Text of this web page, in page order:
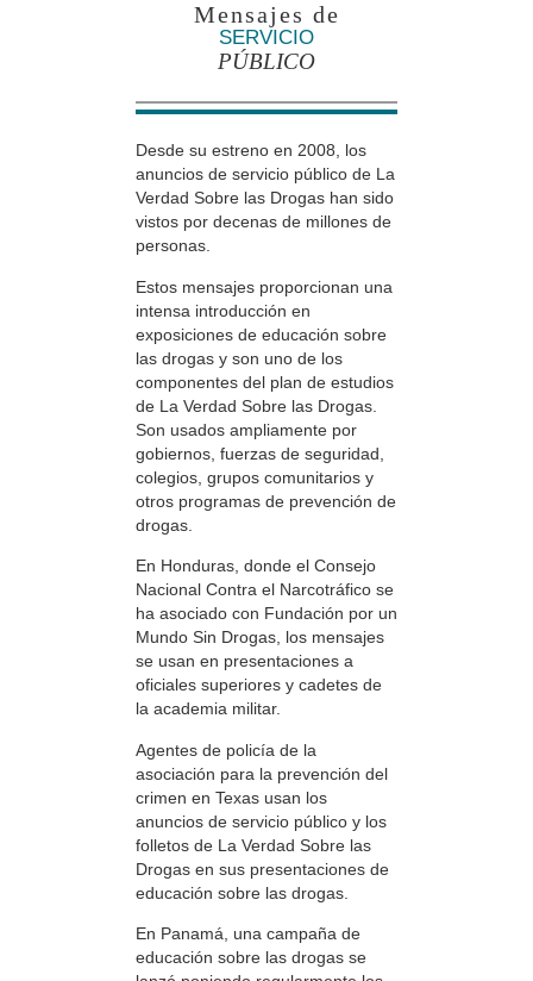
Mensajes de
SERVICIO
PÚBLICO
Desde su estreno en 2008, los
anuncios de servicio público de La
Verdad Sobre las Drogas han sido
vistos por decenas de millones de
personas.
Estos mensajes proporcionan una
intensa introducción en
exposiciones de educación sobre
las drogas y son uno de los
componentes del plan de estudios
de La Verdad Sobre las Drogas.
Son usados ampliamente por
gobiernos, fuerzas de seguridad,
colegios, grupos comunitarios y
otros programas de prevención de
drogas.
En Honduras, donde el Consejo
Nacional Contra el Narcotráfico se
ha asociado con Fundación por un
Mundo Sin Drogas, los mensajes
se usan en presentaciones a
oficiales superiores y cadetes de
la academia militar.
Agentes de policía de la
asociación para la prevención del
crimen en Texas usan los
anuncios de servicio público y los
folletos de La Verdad Sobre las
Drogas en sus presentaciones de
educación sobre las drogas.
En Panamá, una campaña de
educación sobre las drogas se